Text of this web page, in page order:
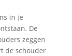
in je
De
zeggen
de schouder